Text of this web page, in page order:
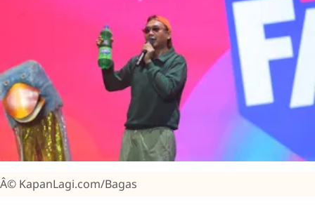
Â© KapanLagi.com/Bagas